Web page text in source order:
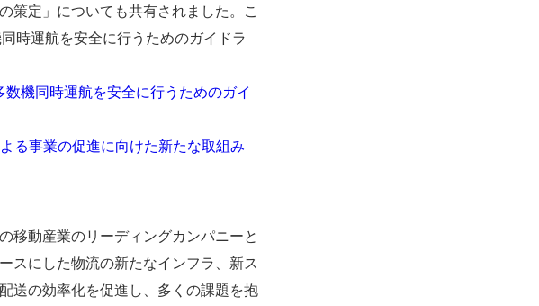
策定」についても共有されました。こ
時運航を安全に行うためのガイドラ
数機同時運航を安全に行うためのガイ
る事業の促進に向けた新たな取組み
移動産業のリーディングカンパニーと
スにした物流の新たなインフラ、新ス
送の効率化を促進し、多くの課題を抱